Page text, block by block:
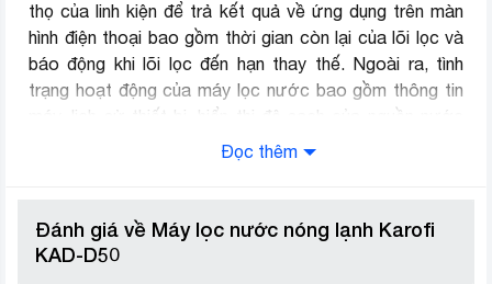
thọ của linh kiện để trả kết quả về ứng dụng trên màn
hình điện thoại bao gồm thời gian còn lại của lõi lọc và
báo động khi lõi lọc đến hạn thay thế. Ngoài ra, tình
trạng hoạt động của máy lọc nước bao gồm thông tin
máy, lịch sử thiết bị, hiển thị độ sạch của nguồn nước
sau lọc, cảnh báo lỗi như cảnh báo nước yếu, cảnh báo
kịp thời các vấn đề xảy ra.
Thiết kế mạnh mẽ, tủ kính cường
Đọc thêm
Đánh giá về Máy lọc nước nóng lạnh Karofi
KAD-D50